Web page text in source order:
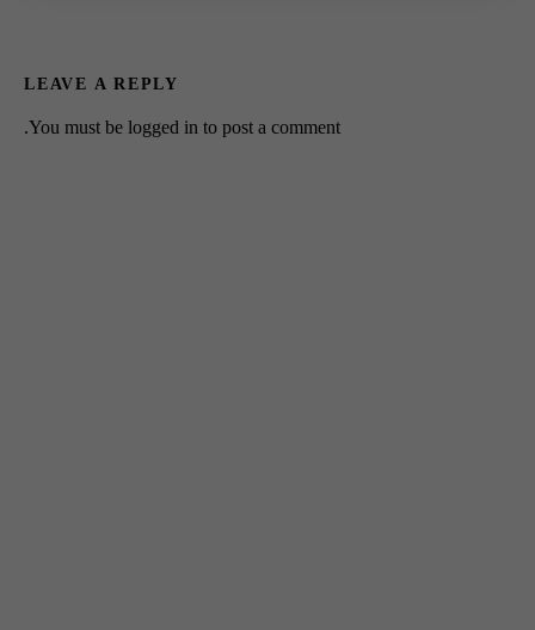
LEAVE A REPLY
You must be logged in to post a comment.